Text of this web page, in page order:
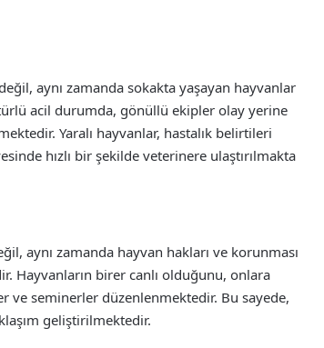
aynı zamanda sokakta yaşayan hayvanlar
acil durumda, gönüllü ekipler olay yerine
Yaralı hayvanlar, hastalık belirtileri
hızlı bir şekilde veterinere ulaştırılmakta
aynı zamanda hayvan hakları ve korunması
Hayvanların birer canlı olduğunu, onlara
ve seminerler düzenlenmektedir. Bu sayede,
geliştirilmektedir.